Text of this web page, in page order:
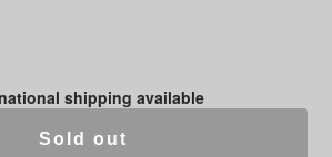
shipping available
Sold out